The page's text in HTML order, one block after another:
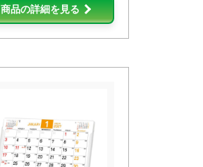
商品の詳細を見る